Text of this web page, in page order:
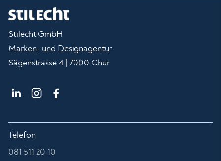
Stilecht GmbH
Marken- und Designagentur
Sägenstrasse 4 | 7000 Chur
Telefon
081 511 20 10